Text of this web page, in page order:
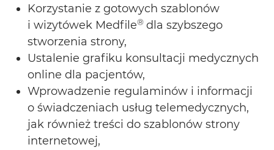
Korzystanie z gotowych szablonów
i wizytówek Medfile® dla szybszego
stworzenia strony,
Ustalenie grafiku konsultacji medycznych
online dla pacjentów,
Wprowadzenie regulaminów i informacji
o świadczeniach usług telemedycznych,
jak również treści do szablonów strony
internetowej,